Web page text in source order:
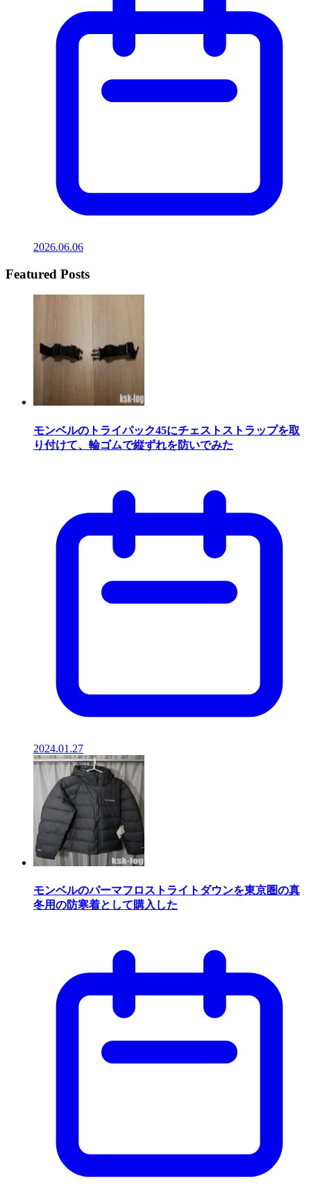
2026.06.06
Featured Posts
モンベルのトライパック45にチェストストラップを取
り付けて、輪ゴムで縦ずれを防いでみた
2024.01.27
モンベルのパーマフロストライトダウンを東京圏の真
冬用の防寒着として購入した